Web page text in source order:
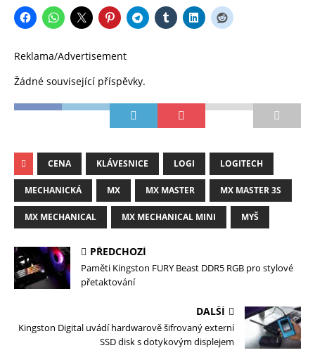
Reklama/Advertisement
Žádné související příspěvky.
CENA KLÁVESNICE LOGI LOGITECH
MECHANICKÁ MX MX MASTER MX MASTER 3S
MX MECHANICAL MX MECHANICAL MINI MYŠ
PŘEDCHOZÍ
Paměti Kingston FURY Beast DDR5 RGB pro stylové
přetaktování
DALŠÍ
Kingston Digital uvádí hardwarově šifrovaný externí
SSD disk s dotykovým displejem